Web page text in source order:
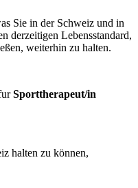
Sie in der Schweiz und in
derzeitigen Lebensstandard,
weiterhin zu halten.
Sporttherapeut/in
halten zu können,